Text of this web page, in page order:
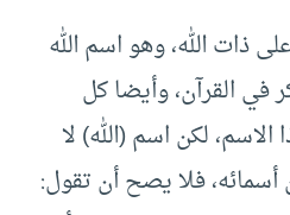
ذات الله، وهو اسم الله
في القرآن، وأيضا كل
لكن اسم (الله) لا
فلا يصح أن تقول: